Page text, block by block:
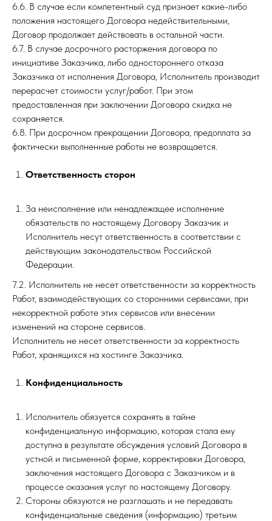
6.6. В случае если компетентный суд признает какие-либо
положения настоящего Договора недействительными,
Договор продолжает действовать в остальной части.
6.7. В случае досрочного расторжения договора по
инициативе Заказчика, либо одностороннего отказа
Заказчика от исполнения Договора, Исполнитель производит
перерасчет стоимости услуг/работ. При этом
предоставленная при заключении Договора скидка не
сохраняется.
6.8. При досрочном прекращении Договора, предоплата за
фактически выполненные работы не возвращается.
Ответственность сторон
За неисполнение или ненадлежащее исполнение
обязательств по настоящему Договору Заказчик и
Исполнитель несут ответственность в соответствии с
действующим законодательством Российской
Федерации.
7.2. Исполнитель не несет ответственности за корректность
Работ, взаимодействующих со сторонними сервисами, при
некорректной работе этих сервисов или внесении
изменений на стороне сервисов.
Исполнитель не несет ответственности за корректность
Работ, хранящихся на хостинге Заказчика.
Конфиденциальность
Исполнитель обязуется сохранять в тайне
конфиденциальную информацию, которая стала ему
доступна в результате обсуждения условий Договора в
устной и письменной форме, корректировки Договора,
заключения настоящего Договора с Заказчиком и в
процессе оказания услуг по настоящему Договору.
Стороны обязуются не разглашать и не передавать
конфиденциальные сведения (информацию) третьим